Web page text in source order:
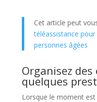
Cet article peut
téléassistance
personnes âgées
Organisez
quelques
Lorsque le moment est